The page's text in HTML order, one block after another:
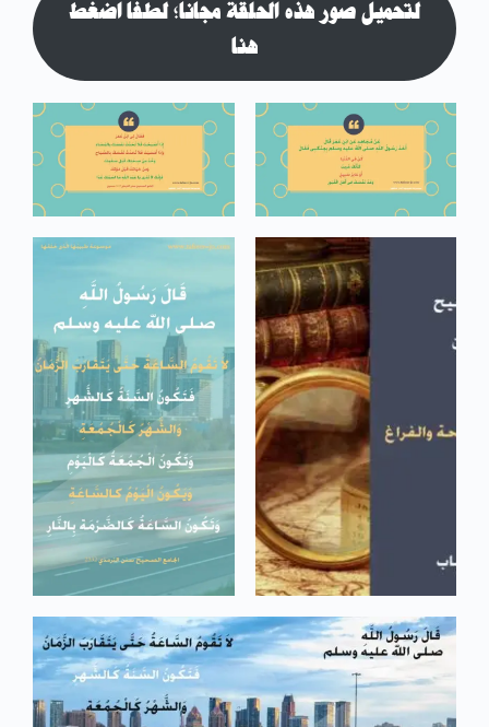
لتحميل صور هذه الحلقة مجاناً؛ لطفاً اضغط
هنا